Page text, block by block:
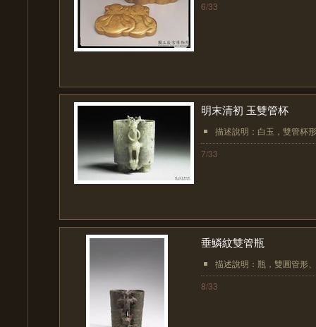
6/33
明末清初 玉雙管杯
描述說明：白玉，雙管杯
7/33
垂鱗紋雙管瓶
描述說明：瓶，雙圓管形
8/33